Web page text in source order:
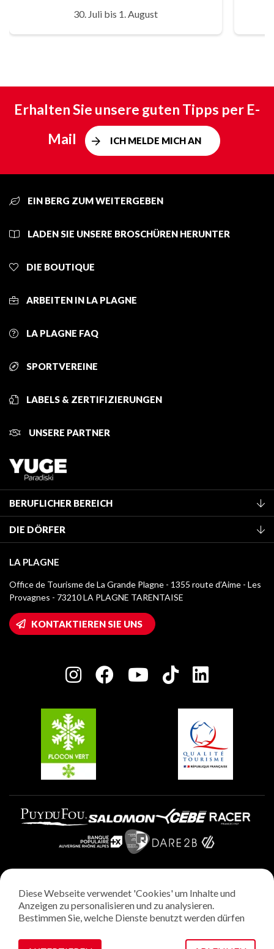
30. Juli bis 1. August
Erhalten Sie unsere guten Tipps per E-
Mail
ICH MELDE MICH AN
EIN BERG ZUM WEITERGEBEN
LADEN SIE UNSERE BROSCHÜREN HERUNTER
DIE BOUTIQUE
ARBEITEN IN LA PLAGNE
LA PLAGNE FAQ
SPORTVEREINE
LABELS & ZERTIFIZIERUNGEN
UNSERE PARTNER
BERUFLICHER BEREICH
Mitglied des Fremdenverkehrsamtes werden
Klassifizierung von Möbeln
Kurtaxe
Mediathek
Logos La Plagne
Wifi-Zugang
Haus der Eigentümer
Charta der Engagierten Akteure
DIE DÖRFER
Montchavin - Les Coches
Champagny-en-Vanoise
Plagne 1800
Plagne Villages
Plagne Aime 2000
LA PLAGNE
Office de Tourisme de La Grande Plagne - 1355 route d’Aime - Les
Provagnes - 73210 LA PLAGNE TARENTAISE
KONTAKTIEREN SIE UNS
Rechtliche Hinweise
Datenschutzrichtlinie
Verwaltung von Cookies
Diese Webseite verwendet 'Cookies' um Inhalte und
Anzeigen zu personalisieren und zu analysieren.
Bestimmen Sie, welche Dienste benutzt werden dürfen